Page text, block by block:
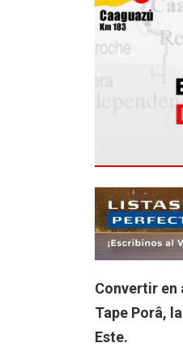
Convertir en
Tape Porâ,
Este.